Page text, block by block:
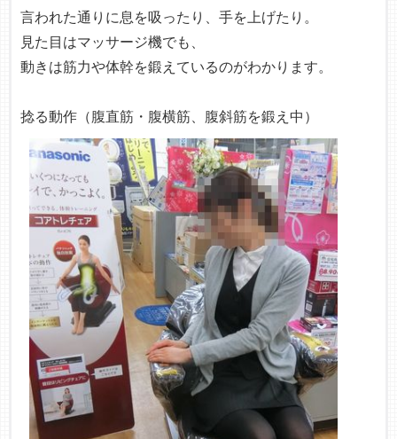
言われた通りに息を吸ったり、手を上げたり。
見た目はマッサージ機でも、
動きは筋力や体幹を鍛えているのがわかります。
捻る動作（腹直筋・腹横筋、腹斜筋を鍛え中）